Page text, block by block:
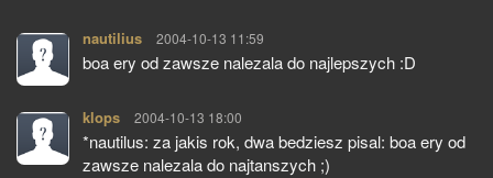
nautilius pisze:
2004-10-13 11:59
boa ery od zawsze nalezala do najlepszych :D
klops pisze:
2004-10-13 18:00
*nautilus: za jakis rok, dwa bedziesz pisal: boa ery od
zawsze nalezala do najtanszych ;)